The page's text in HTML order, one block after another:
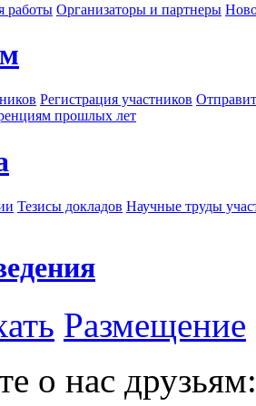
работы Организаторы и партнеры
Регистрация участников
прошлых лет
Тезисы докладов Научные труды
Размещение
о нас друзьям: